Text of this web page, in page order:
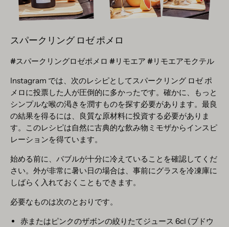
スパークリング ロゼ ポメロ
#スパークリングロゼポメロ #リモエア #リモエアモクテル
Instagram では、次のレシピとしてスパークリング ロゼ ポ
メロに投票した人が圧倒的に多かったです。確かに、もっと
シンプルな喉の渇きを潤すものを探す必要があります。最良
の結果を得るには、良質な原材料に投資する必要がありま
す。このレシピは自然に古典的な飲み物ミモザからインスピ
レーションを得ています。
始める前に、バブルが十分に冷えていることを確認してくだ
さい。外が非常に暑い日の場合は、事前にグラスを冷凍庫に
しばらく入れておくこともできます。
必要なものは次のとおりです。
赤またはピンクのザボンの絞りたてジュース 6cl (ブドウ